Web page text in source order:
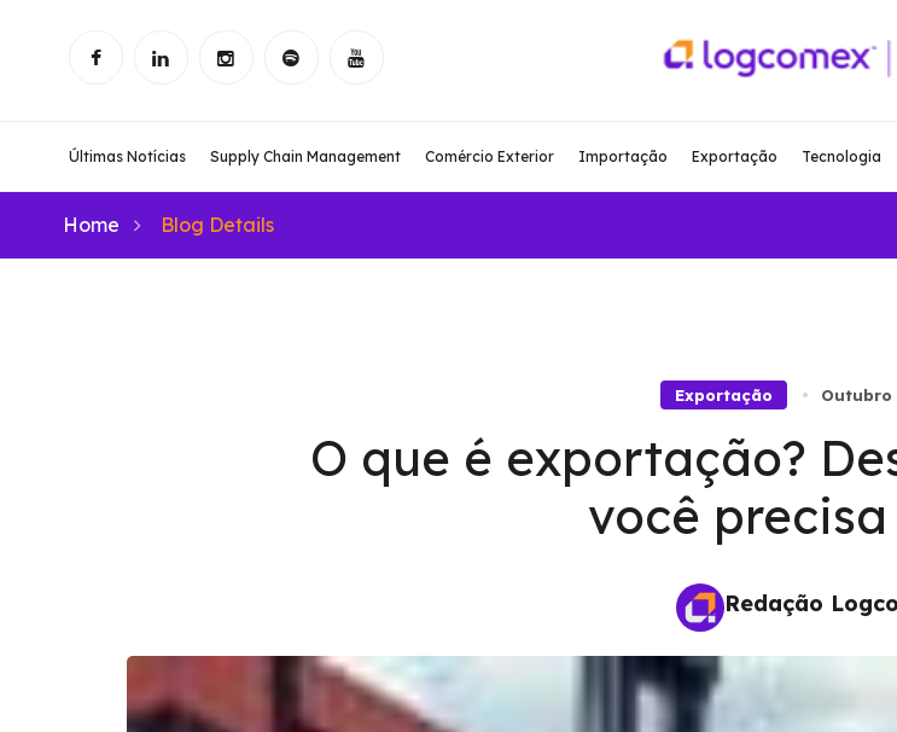
Últimas Notícias Supply Chain Management Comércio Exterior Importação Exportação Tecnologia
Home Blog Details
Exportação Outubro
O que é exportação?
você
Redação